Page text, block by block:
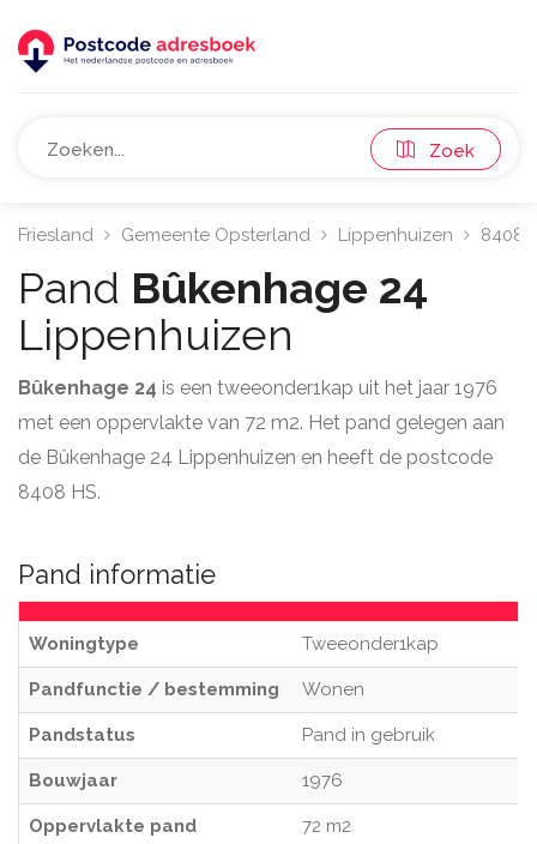
Zoek
Friesland Gemeente Opsterland Lippenhuizen 8408
Pand Bûkenhage 24
Lippenhuizen
Bûkenhage 24 is een tweeonder1kap uit het jaar 1976
met een oppervlakte van 72 m2. Het pand gelegen aan
de Bûkenhage 24 Lippenhuizen en heeft de postcode
8408 HS.
Pand informatie
Woningtype Tweeonder1kap
Pandfunctie / bestemming Wonen
Pandstatus Pand in gebruik
Bouwjaar 1976
Oppervlakte pand 72 m2